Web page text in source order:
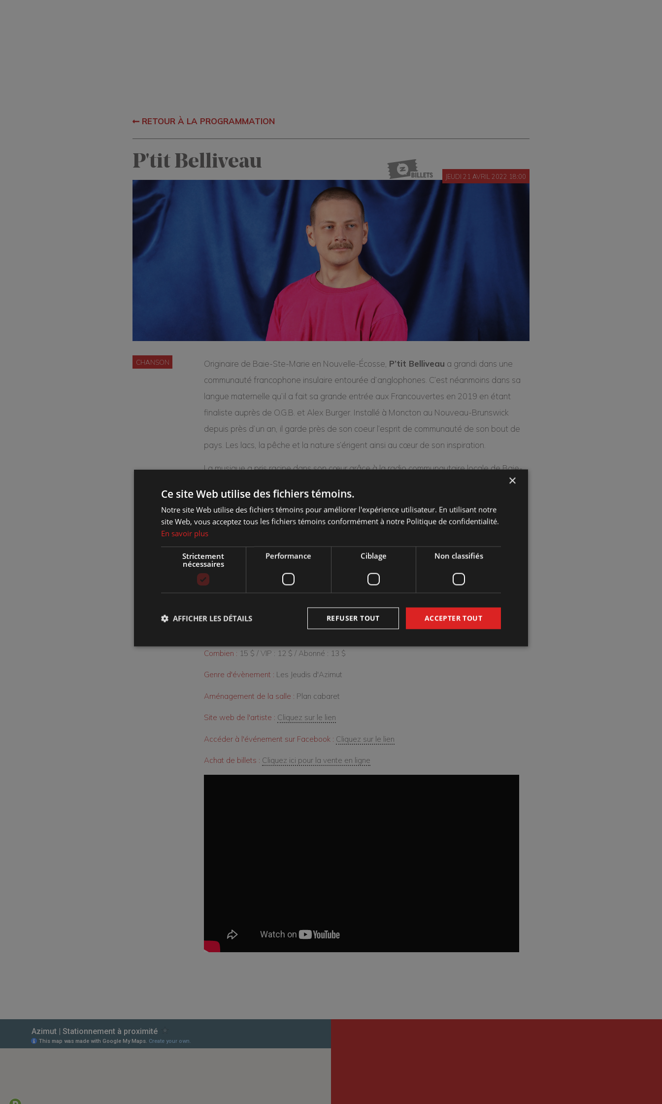
RETOUR À LA PROGRAMMATION
P'tit Belliveau
CHANSON Originaire de Baie-Ste-Marie en Nouvelle-Écosse, P’tit Belliveau a grandi dans une
communauté francophone insulaire entourée d’anglophones. C’est néanmoins dans sa
langue maternelle qu’il a fait sa grande entrée aux Francouvertes en 2019 en étant
finaliste auprès de O.G.B. et Alex Burger. Installé à Moncton au Nouveau-Brunswick
depuis près d’un an, il garde près de son coeur l’esprit de communauté de son bout de
pays. Les lacs, la pêche et la nature s’érigent ainsi au cœur de son inspiration.
La musique a pris racine dans son cœur grâce à la radio communautaire locale de Baie-
Ste-Marie où il a cueilli les premières bribes de ce qui deviendrait son essence à lui. On y
jouait constamment des musiques faites DIY, ce qui prend vie et s’incarne aujourd’hui
dans ses propres sonorités lo-fi, et son désir d’intégrer des drum machines dans une
chanson folk ou bluegrass.
Sachant raconter le quotidien comme pas un, P’tit Belliveau décline une musique folk-
country aux accents électros inspirés du feel des lecteurs cassettes.
Marché des arts Desjardins - Salle Georges-Codling
jeudi 21 avril 2022 18:00
Combien : 15 $ / VIP : 12 $ / Abonné : 13 $
JEUDI 21 AVRIL 2022 18:00
Genre d'évènement : Les Jeudis d'Azimut
Aménagement de la salle : Plan cabaret
Site web de l'artiste : Cliquez sur le lien
Accéder à l'événement sur Facebook : Cliquez sur le lien
Achat de billets : Cliquez ici pour la vente en ligne
×
Ce site Web utilise des fichiers témoins.
Notre site Web utilise des fichiers témoins pour améliorer l'expérience utilisateur. En utilisant notre
site Web, vous acceptez tous les fichiers témoins conformément à notre Politique de confidentialité.
En savoir plus
Strictement
nécessaires
Performance Ciblage Non classifiés
ACCEPTER TOUT
REFUSER TOUT
AFFICHER LES DÉTAILS